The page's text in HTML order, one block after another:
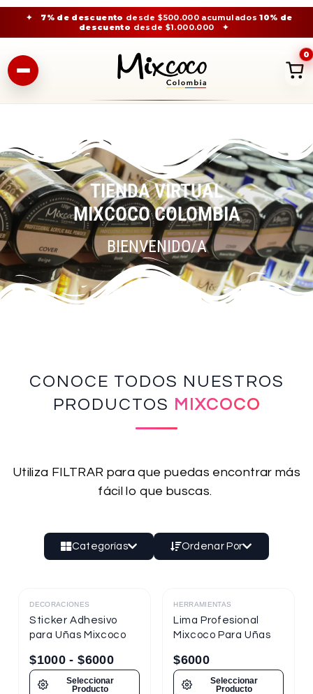
✦ 7% de descuento desde $500.000 acumulados10% de
descuento desde $1.000.000 ✦
0
TIENDA VIRTUAL
MIXCOCO COLOMBIA
BIENVENIDO/A
CONOCE TODOS NUESTROS
PRODUCTOS MIXCOCO
Utiliza FILTRAR para que puedas encontrar más
fácil lo que buscas.
Categorías Ordenar Por
Destacado
DECORACIONES
Sticker Adhesivo
para Uñas Mixcoco
$1000 - $6000
Seleccionar
Producto
Destacado
HERRAMIENTAS
Lima Profesional
Mixcoco Para Uñas
$6000
Seleccionar
Producto